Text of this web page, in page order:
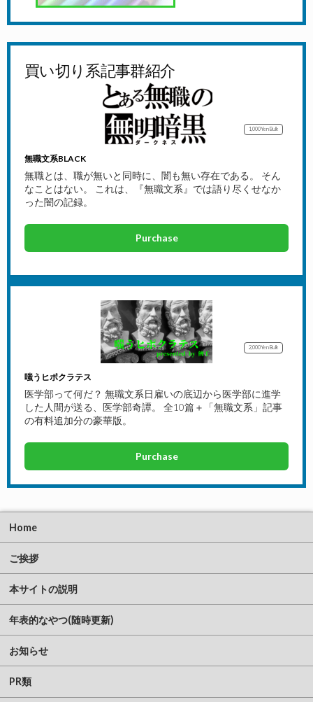
買い切り系記事群紹介
1,000YenBulk
無職文系BLACK
無職とは、職が無いと同時に、闇も無い存在である。 そん
なことはない。 これは、『無職文系』では語り尽くせなか
った闇の記録。
Purchase
2,000YenBulk
嗤うヒポクラテス
医学部って何だ？ 無職文系日雇いの底辺から医学部に進学
した人間が送る、医学部奇譚。 全10篇＋「無職文系」記事
の有料追加分の豪華版。
Purchase
Home
ご挨拶
本サイトの説明
年表的なやつ(随時更新)
お知らせ
PR類